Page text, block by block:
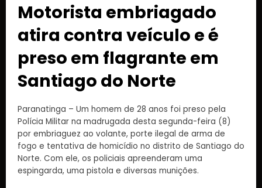
Motorista embriagado
atira contra veículo e é
preso em flagrante em
Santiago do Norte
Paranatinga – Um homem de 28 anos foi preso pela
Polícia Militar na madrugada desta segunda-feira (8)
por embriaguez ao volante, porte ilegal de arma de
fogo e tentativa de homicídio no distrito de Santiago do
Norte. Com ele, os policiais apreenderam uma
espingarda, uma pistola e diversas munições.